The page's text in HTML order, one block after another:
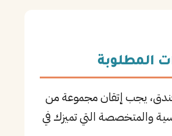
المطلوبة
فندق، يجب إتقان مجموعة من
والمتخصصة التي تميزك في